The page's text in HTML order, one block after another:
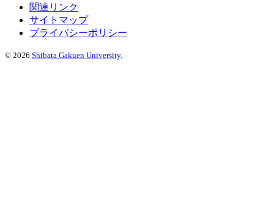
関連リンク
サイトマップ
プライバシーポリシー
© 2026 Shibata Gakuen University.